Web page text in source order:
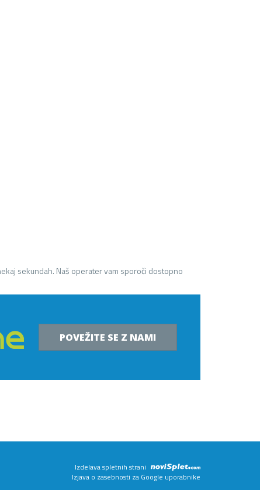
sekundah. Naš operater vam sporoči dostopno
POVEŽITE SE Z NAMI
Izdelava spletnih strani
Izjava o zasebnosti za Google uporabnike